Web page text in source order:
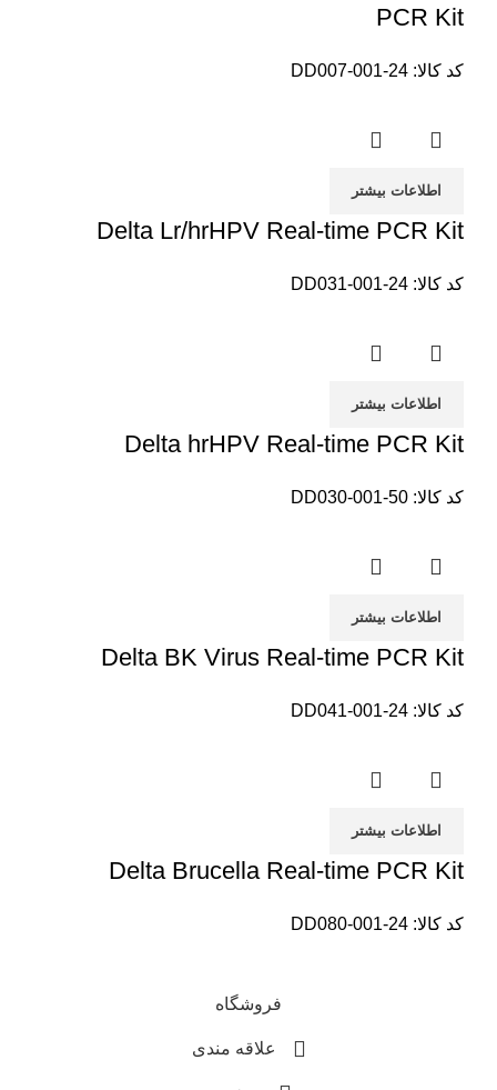
PCR Kit
کد کالا: DD007-001-24
اطلاعات بیشتر
Delta Lr/hrHPV Real-time PCR Kit
کد کالا: DD031-001-24
اطلاعات بیشتر
Delta hrHPV Real-time PCR Kit
کد کالا: DD030-001-50
اطلاعات بیشتر
Delta BK Virus Real-time PCR Kit
کد کالا: DD041-001-24
اطلاعات بیشتر
Delta Brucella Real-time PCR Kit
کد کالا: DD080-001-24
فروشگاه
علاقه مندی